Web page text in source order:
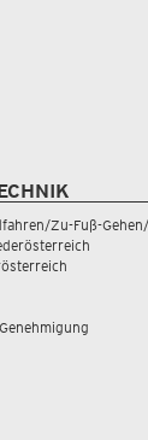
Zu-Fuß-